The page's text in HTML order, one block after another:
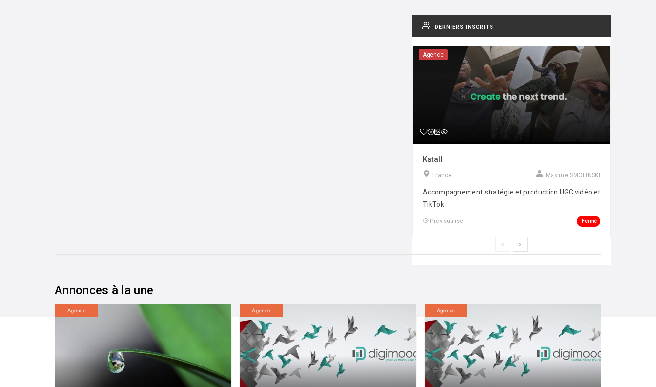
DERNIERS INSCRITS
Agence
Katall
France Maxime SMOLINSKI
Accompagnement stratégie et production UGC vidéo et
TikTok
Prévisualiser Fermé
Annonces à la une
Agence Agence Agence